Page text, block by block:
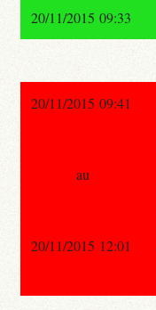
20/11/2015 09:33
20/11/2015 09:41
au
20/11/2015 12:01